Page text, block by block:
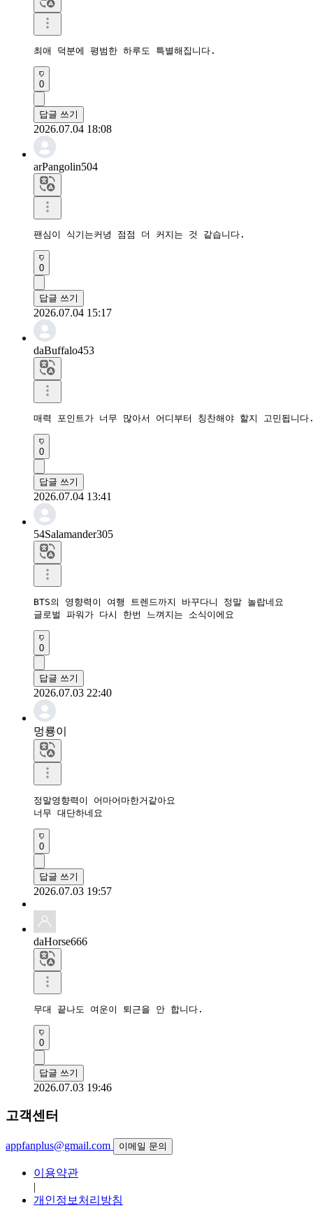
최애 덕분에 평범한 하루도 특별해집니다.
0
답글 쓰기
2026.07.04 18:08
arPangolin504
팬심이 식기는커녕 점점 더 커지는 것 같습니다.
0
답글 쓰기
2026.07.04 15:17
daBuffalo453
매력 포인트가 너무 많아서 어디부터 칭찬해야 할지 고민됩니
0
답글 쓰기
2026.07.04 13:41
54Salamander305
BTS의 영향력이 여행 트렌드까지 바꾸다니 정말 놀랍네요
글로벌 파워가 다시 한번 느껴지는 소식이에요
0
답글 쓰기
2026.07.03 22:40
멍룡이
정말영향력이 어마어마한거같아요
너무 대단하네요
0
답글 쓰기
2026.07.03 19:57
daHorse666
무대 끝나도 여운이 퇴근을 안 합니다.
0
답글 쓰기
2026.07.03 19:46
고객센터
appfanplus@gmail.com 이메일 문의
이용약관
|
개인정보처리방침